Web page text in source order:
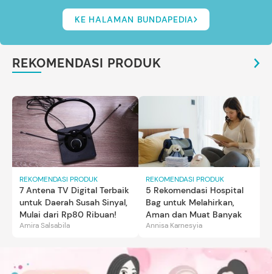
KE HALAMAN BUNDAPEDIA
REKOMENDASI PRODUK
REKOMENDASI PRODUK
7 Antena TV Digital Terbaik
untuk Daerah Susah Sinyal,
Mulai dari Rp80 Ribuan!
Amira Salsabila
REKOMENDASI PRODUK
5 Rekomendasi Hospital
Bag untuk Melahirkan,
Aman dan Muat Banyak
Annisa Karnesyia